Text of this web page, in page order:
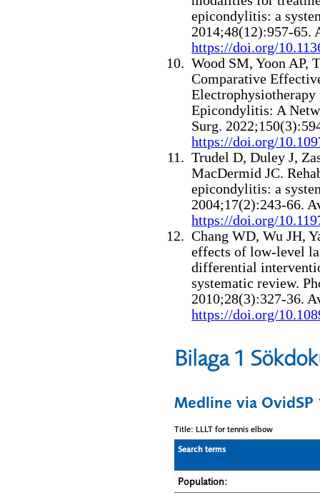
epicondylitis: a
2014;48(12):957-65.
https://doi.org/
Wood SM, Yoon AP,
Comparative
Epicondylitis: A
Surg.
https://doi.org/
Trudel D, Duley J,
MacDermid JC.
epicondylitis: a
2004;17(2):243-66.
https://doi.org/
Chang WD, Wu JH,
effects of low-level
differential
systematic review.
2010;28(3):327-36.
https://doi.org/
Bilaga 1
Medline via
Title: LLLT for tennis elbow
Search terms
Population: